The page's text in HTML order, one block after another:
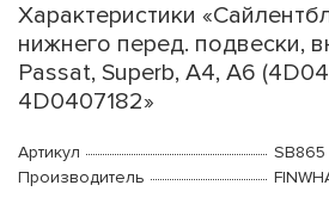
Характеристики
нижнего перед. подвески,
Passat, Superb, A4, A6
4D0407182»
Артикул
SB865
Производитель